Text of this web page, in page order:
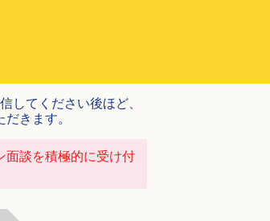
してください後ほど、
きます。
面談を積極的に受け付